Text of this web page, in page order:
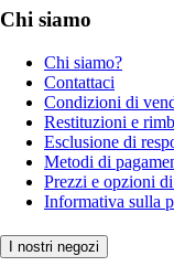
Chi siamo
Chi siamo?
Contattaci
Condizioni di
Restituzioni e
Esclusione di
Metodi di
Prezzi e opzioni
Informativa sulla
I nostri negozi